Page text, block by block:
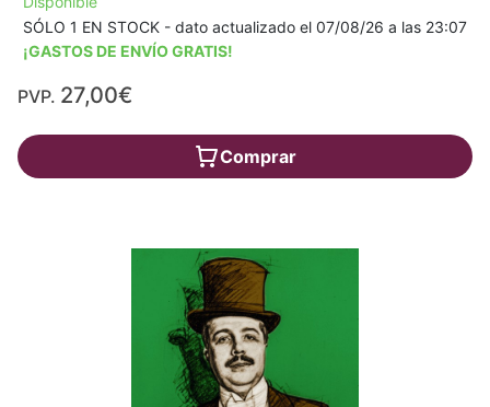
SÓLO 1 EN STOCK - dato actualizado el 07/08/26 a las 23:07
¡GASTOS DE ENVÍO GRATIS!
PVP. 27,00€
Comprar